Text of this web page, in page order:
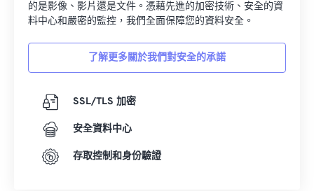
的是影像、影片還是文件。憑藉先進的加密技術、安全的資
料中心和嚴密的監控，我們全面保障您的資料安全。
了解更多關於我們對安全的承諾
SSL/TLS 加密
安全資料中心
存取控制和身份驗證